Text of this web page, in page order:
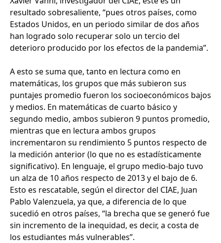
resultado sobresaliente, “pues otros países, como
Estados Unidos, en un periodo similar de dos años
han logrado solo recuperar solo un tercio del
deterioro producido por los efectos de la pandemia”.
A esto se suma que, tanto en lectura como en
matemáticas, los grupos que más subieron sus
puntajes promedio fueron los socioeconómicos bajos
y medios. En matemáticas de cuarto básico y
segundo medio, ambos subieron 9 puntos promedio,
mientras que en lectura ambos grupos
incrementaron su rendimiento 5 puntos respecto de
la medición anterior (lo que no es estadísticamente
significativo). En lenguaje, el grupo medio-bajo tuvo
un alza de 10 años respecto de 2013 y el bajo de 6.
Esto es rescatable, según el director del CIAE, Juan
Pablo Valenzuela, ya que, a diferencia de lo que
sucedió en otros países, “la brecha que se generó fue
sin incremento de la inequidad, es decir, a costa de
los estudiantes más vulnerables”.